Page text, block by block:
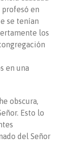
en
se tenían
los
en una
obscura,
Esto lo
del Señor